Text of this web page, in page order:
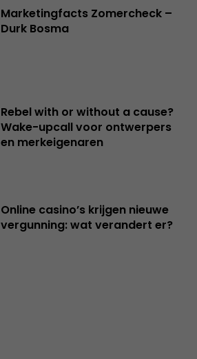
Marketingfacts Zomercheck –
Durk Bosma
Rebel with or without a cause?
Wake-upcall voor ontwerpers
en merkeigenaren
Online casino’s krijgen nieuwe
vergunning: wat verandert er?